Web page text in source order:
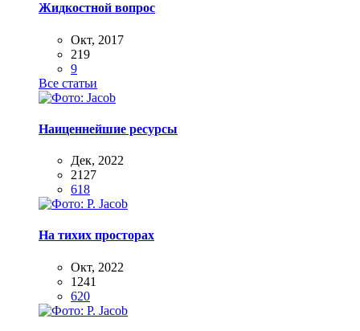
Жидкостной вопрос
Окт, 2017
219
9
Все статьи
Наиценнейшие ресурсы
Дек, 2022
2127
618
На тихих просторах
Окт, 2022
1241
620